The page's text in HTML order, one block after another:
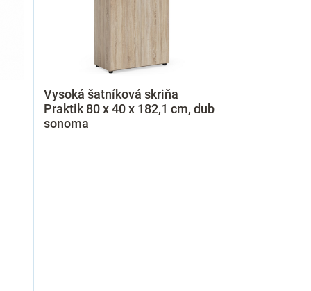
Vysoká šatníková skriňa
Praktik 80 x 40 x 182,1 cm, dub
sonoma